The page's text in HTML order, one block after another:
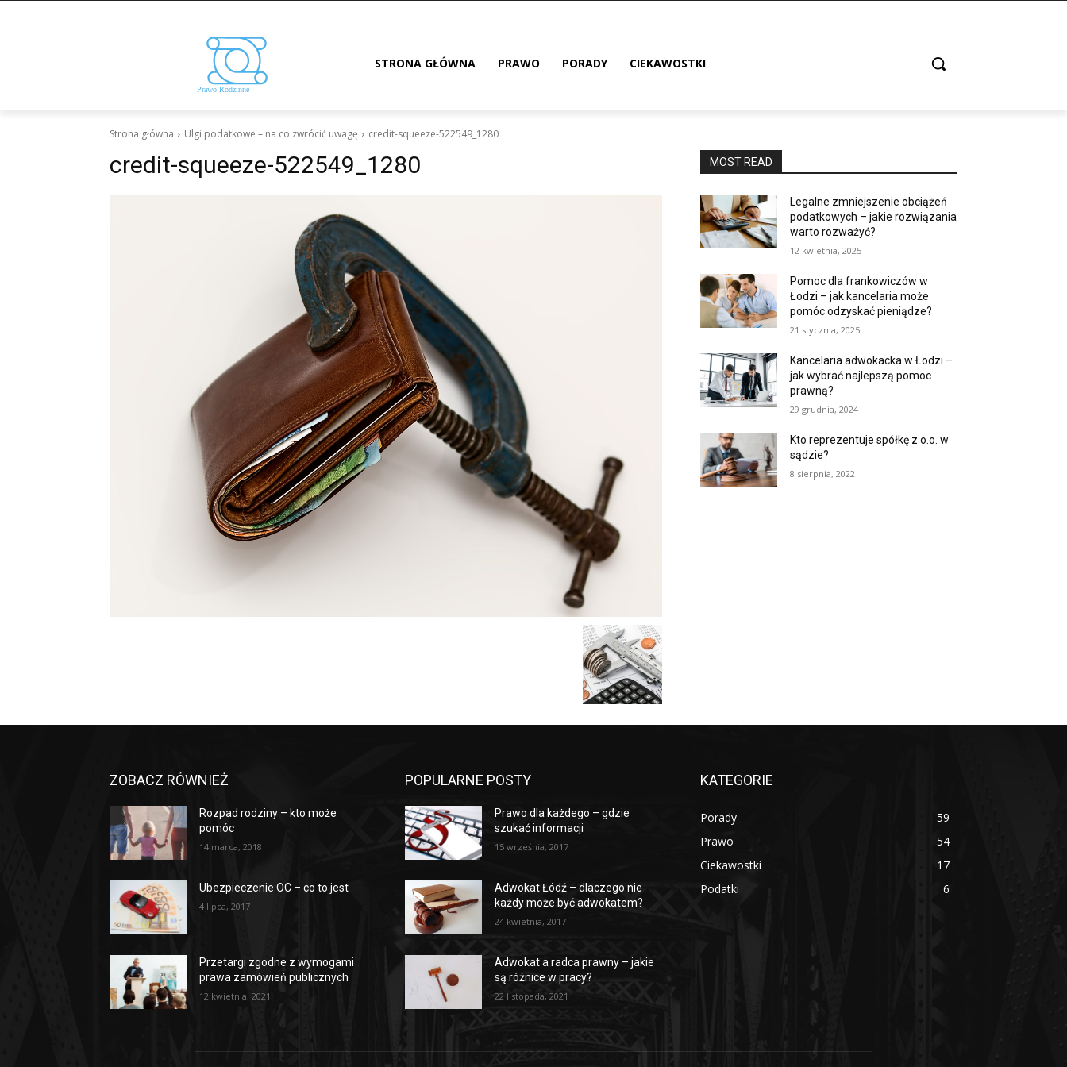
STRONA GŁÓWNA PRAWO PORADY CIEKAWOSTKI
Strona główna Ulgi podatkowe – na co zwrócić uwagę credit-squeeze-522549_1280
credit-squeeze-522549_1280 MOST READ
Legalne zmniejszenie obciążeń
podatkowych – jakie rozwiązania
warto rozważyć?
12 kwietnia, 2025
Pomoc dla frankowiczów w
Łodzi – jak kancelaria może
pomóc odzyskać pieniądze?
21 stycznia, 2025
Kancelaria adwokacka w Łodzi –
jak wybrać najlepszą pomoc
prawną?
29 grudnia, 2024
Kto reprezentuje spółkę z o.o. w
sądzie?
8 sierpnia, 2022
ZOBACZ RÓWNIEŻ
Rozpad rodziny – kto może
pomóc
14 marca, 2018
Ubezpieczenie OC – co to jest
4 lipca, 2017
Przetargi zgodne z wymogami
prawa zamówień publicznych
12 kwietnia, 2021
POPULARNE POSTY
Prawo dla każdego – gdzie
szukać informacji
15 września, 2017
Adwokat Łódź – dlaczego nie
każdy może być adwokatem?
24 kwietnia, 2017
Adwokat a radca prawny – jakie
są różnice w pracy?
22 listopada, 2021
KATEGORIE
Porady
59
Prawo
54
Ciekawostki
17
Podatki
6